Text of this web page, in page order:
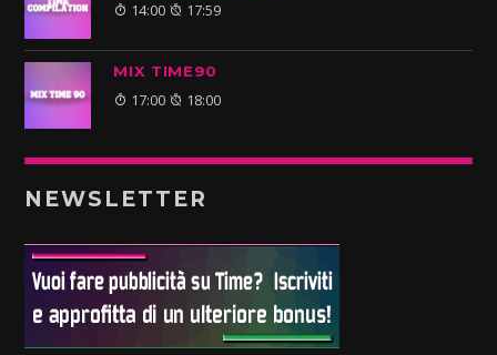
14:00 17:59
MIX TIME90
17:00 18:00
NEWSLETTER